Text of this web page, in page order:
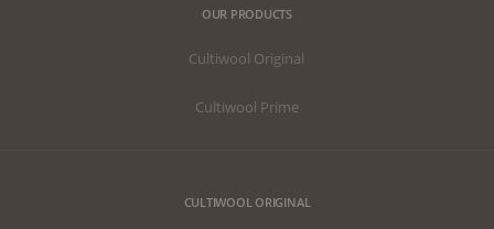
OUR PRODUCTS
Cultiwool Original
Cultiwool Prime
CULTIWOOL ORIGINAL